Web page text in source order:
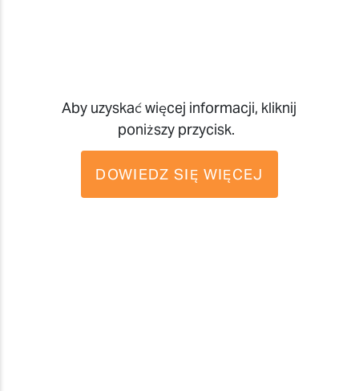
Aby uzyskać więcej informacji, kliknij
poniższy przycisk.
DOWIEDZ SIĘ WIĘCEJ